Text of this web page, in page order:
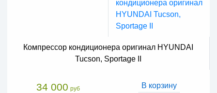
Компрессор кондиционера оригинал HYUNDAI
Tucson, Sportage II
34 000 руб В корзину